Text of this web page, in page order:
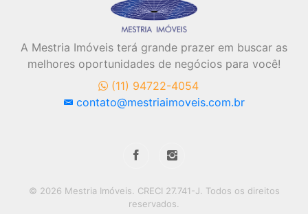
A Mestria Imóveis terá grande prazer em buscar as
melhores oportunidades de negócios para você!
(11) 94722-4054
contato@mestriaimoveis.com.br
© 2026 Mestria Imóveis. CRECI 27.741-J. Todos os direitos
reservados.